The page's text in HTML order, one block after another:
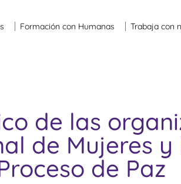
Formación con Humanas Trabaja con
de las
de Mujeres
de Paz